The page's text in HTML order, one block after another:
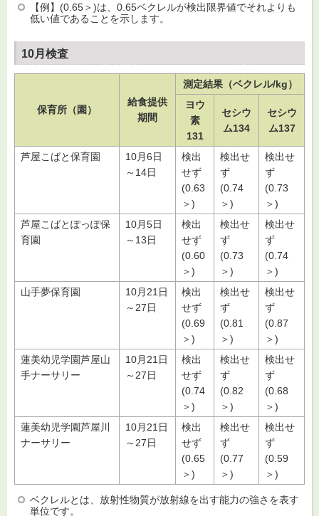
【例】(0.65＞)は、0.65ベクレルが検出限界値でそれよりも
低い値であることを示します。
10月検査
保育所（園）
給食提供
期間
測定結果（ベクレル/kg）
ヨウ
素
131
セシウ
ム134
セシウ
ム137
芦屋こばと保育園
10月6日
～14日
検出
せず
(0.63
＞)
検出せ
ず
(0.74
＞)
検出せ
ず
(0.73
＞)
芦屋こばとぽっぽ保
育園
10月5日
～13日
検出
せず
(0.60
＞)
検出せ
ず
(0.73
＞)
検出せ
ず
(0.74
＞)
山手夢保育園
10月21日
～27日
検出
せず
(0.69
＞)
検出せ
ず
(0.81
＞)
検出せ
ず
(0.87
＞)
蓮美幼児学園芦屋山
手ナーサリー
10月21日
～27日
検出
せず
(0.74
＞)
検出せ
ず
(0.82
＞)
検出せ
ず
(0.68
＞)
蓮美幼児学園芦屋川
ナーサリー
10月21日
～27日
検出
せず
(0.65
＞)
検出せ
ず
(0.77
＞)
検出せ
ず
(0.59
＞)
ベクレルとは、放射性物質が放射線を出す能力の強さを表す
単位です。